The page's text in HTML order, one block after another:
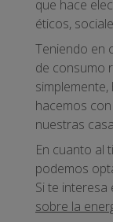
que hace
éticos,
Teniendo en
de consumo
hacemos
nuestras
En cuanto al
podemos
Si te
sobre la